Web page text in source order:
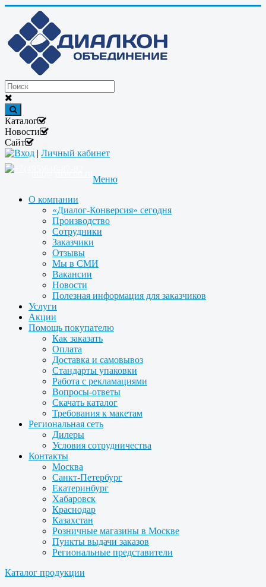
Каталог
Новости
Сайт
Вход | Личный кабинет
Меню
О компании
«Диалог-Конверсия» сегодня
Производство
Сотрудники
Заказчики
Отзывы
Мы в СМИ
Вакансии
Новости
Полезная информация для заказчиков
Услуги
Акции
Помощь покупателю
Как заказать
Оплата
Доставка и самовывоз
Стандарты упаковки
Работа с рекламациями
Вопросы-ответы
Скачать каталог
Требования к макетам
Региональная сеть
Дилеры
Условия сотрудничества
Контакты
Москва
Санкт-Петербург
Екатеринбург
Хабаровск
Краснодар
Казахстан
Розничные магазины в Москве
Пункты выдачи заказов
Региональные представители
Каталог продукции